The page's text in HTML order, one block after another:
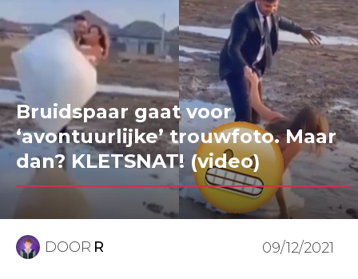
Bruidspaar gaat voor
‘avontuurlijke’ trouwfoto. Maar
dan? KLETSNAT! (video)
DOOR R 09/12/2021